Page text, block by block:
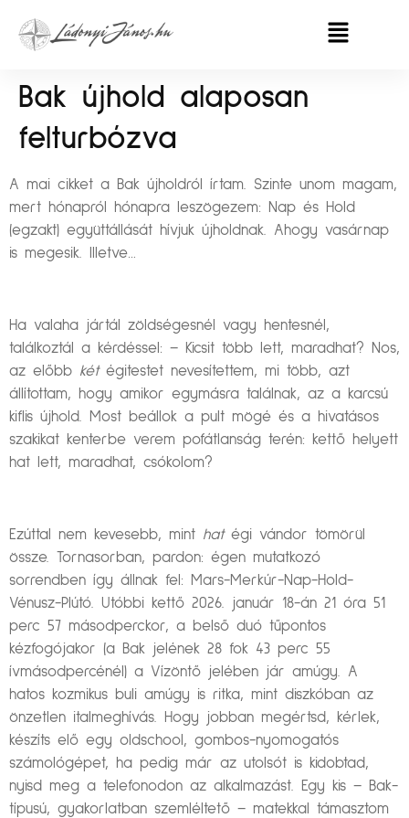
Bak újhold alaposan
felturbózva
A mai cikket a Bak újholdról írtam. Szinte unom magam,
mert hónapról hónapra leszögezem: Nap és Hold
(egzakt) együttállását hívjuk újholdnak. Ahogy vasárnap
is megesik. Illetve…
Ha valaha jártál zöldségesnél vagy hentesnél,
találkoztál a kérdéssel: – Kicsit több lett, maradhat? Nos,
az előbb kétégitestet nevesítettem, mi több, azt
állítottam, hogy amikor egymásra találnak, az a karcsú
kiflis újhold. Most beállok a pult mögé és a hivatásos
szakikat kenterbe verem pofátlanság terén: kettő helyett
hat lett, maradhat, csókolom?
Ezúttal nem kevesebb, mint hatégi vándor tömörül
össze. Tornasorban, pardon: égen mutatkozó
sorrendben így állnak fel: Mars-Merkúr-Nap-Hold-
Vénusz-Plútó. Utóbbi kettő 2026. január 18-án 21 óra 51
perc 57 másodperckor, a belső duó tűpontos
kézfogójakor (a Bak jelének 28 fok 43 perc 55
ívmásodpercénél) a Vízöntő jelében jár amúgy. A
hatos kozmikus buli amúgy is ritka, mint diszkóban az
önzetlen italmeghívás. Hogy jobban megértsd, kérlek,
készíts elő egy oldschool, gombos-nyomogatós
számológépet, ha pedig már az utolsót is kidobtad,
nyisd meg a telefonodon az alkalmazást. Egy kis – Bak-
típusú, gyakorlatban szemléltető – matekkal támasztom